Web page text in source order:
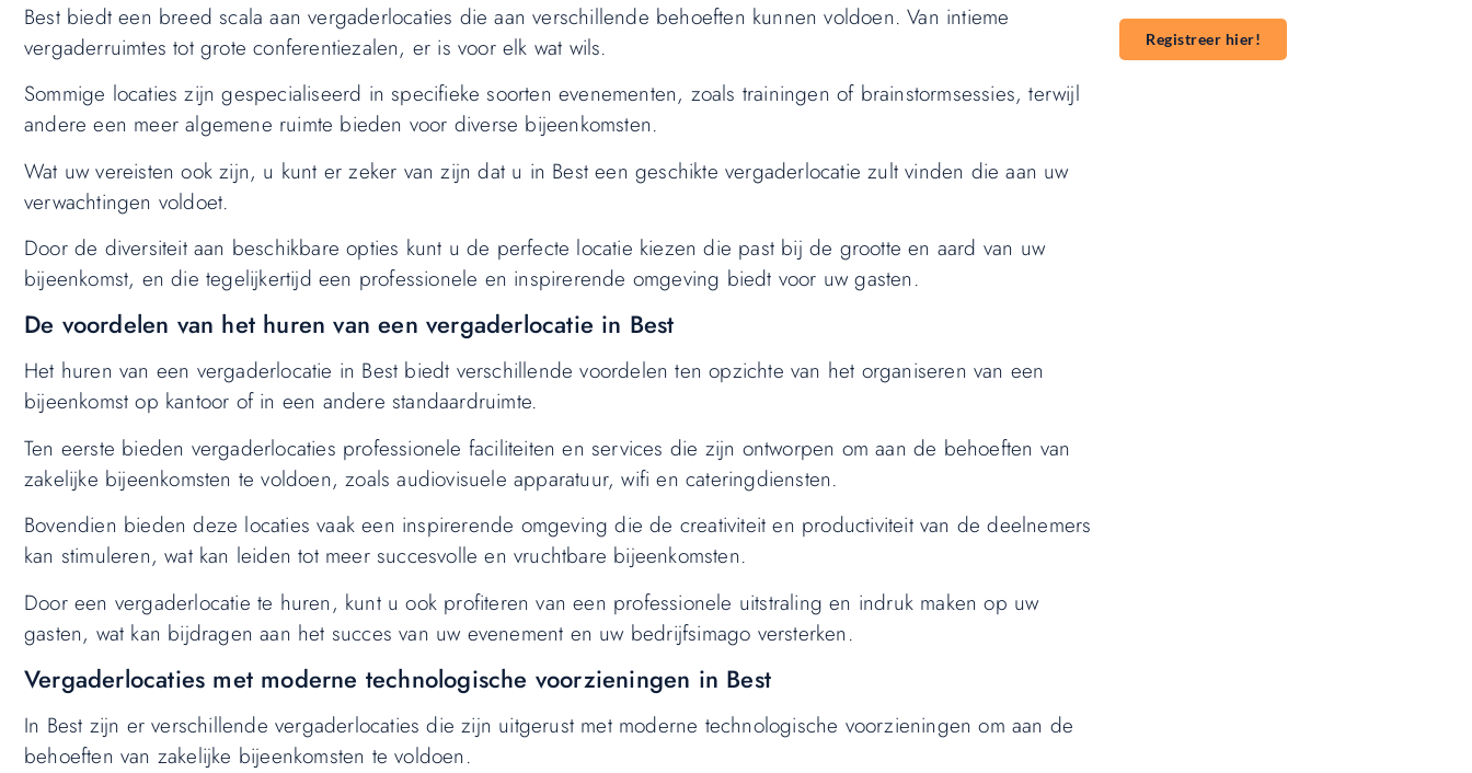
Best biedt een breed scala aan vergaderlocaties die aan verschillende behoeften kunnen voldoen. Van intieme
vergaderruimtes tot grote conferentiezalen, er is voor elk wat wils.
Sommige locaties zijn gespecialiseerd in specifieke soorten evenementen, zoals trainingen of brainstormsessies, terwijl
andere een meer algemene ruimte bieden voor diverse bijeenkomsten.
Wat uw vereisten ook zijn, u kunt er zeker van zijn dat u in Best een geschikte vergaderlocatie zult vinden die aan uw
verwachtingen voldoet.
Door de diversiteit aan beschikbare opties kunt u de perfecte locatie kiezen die past bij de grootte en aard van uw
bijeenkomst, en die tegelijkertijd een professionele en inspirerende omgeving biedt voor uw gasten.
De voordelen van het huren van een vergaderlocatie in Best
Het huren van een vergaderlocatie in Best biedt verschillende voordelen ten opzichte van het organiseren van een
bijeenkomst op kantoor of in een andere standaardruimte.
Ten eerste bieden vergaderlocaties professionele faciliteiten en services die zijn ontworpen om aan de behoeften van
zakelijke bijeenkomsten te voldoen, zoals audiovisuele apparatuur, wifi en cateringdiensten.
Bovendien bieden deze locaties vaak een inspirerende omgeving die de creativiteit en productiviteit van de deelnemers
kan stimuleren, wat kan leiden tot meer succesvolle en vruchtbare bijeenkomsten.
Door een vergaderlocatie te huren, kunt u ook profiteren van een professionele uitstraling en indruk maken op uw
gasten, wat kan bijdragen aan het succes van uw evenement en uw bedrijfsimago versterken.
Vergaderlocaties met moderne technologische voorzieningen in Best
In Best zijn er verschillende vergaderlocaties die zijn uitgerust met moderne technologische voorzieningen om aan de
behoeften van zakelijke bijeenkomsten te voldoen.
Registreer hier!